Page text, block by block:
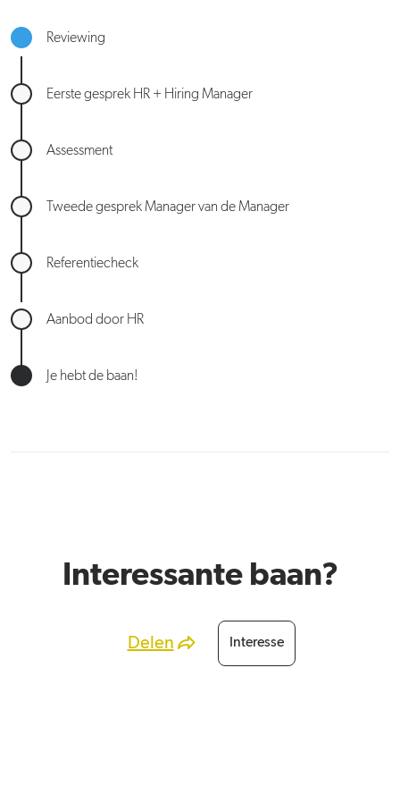
Reviewing
Eerste gesprek HR + Hiring Manager
Assessment
Tweede gesprek Manager van de Manager
Referentiecheck
Aanbod door HR
Je hebt de baan!
Interessante baan?
Delen Interesse